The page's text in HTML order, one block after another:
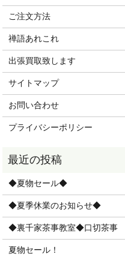
ご注文方法
禅語あれこれ
出張買取致します
サイトマップ
お問い合わせ
プライバシーポリシー
◆夏物セール◆
◆夏季休業のお知らせ◆
◆裏千家茶事教室◆口切茶事
夏物セール！